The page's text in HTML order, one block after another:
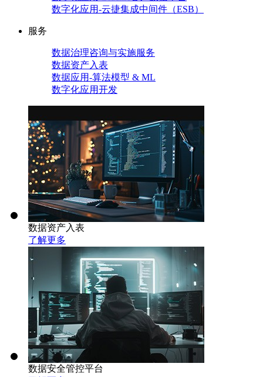
数字化应用-云捷集成中间件（ESB）
服务
数据治理咨询与实施服务
数据资产入表
数据应用-算法模型 & ML
数字化应用开发
数据资产入表
了解更多
数据安全管控平台